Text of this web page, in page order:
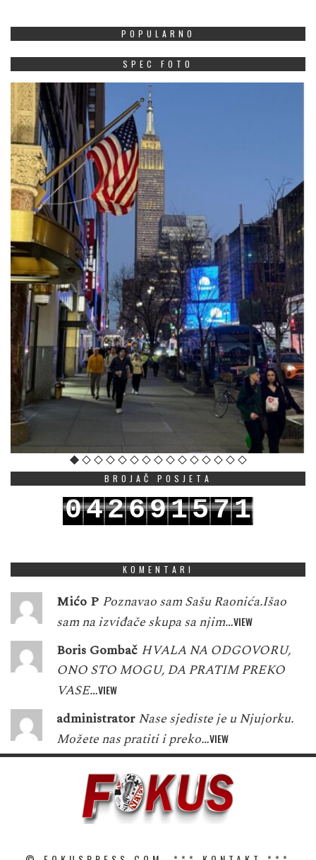
POPULARNO
SPEC FOTO
BROJAČ POSJETA
042691571
KOMENTARI
Mićo P Poznavao sam Sašu Raonića.Išao
sam na izviđače skupa sa njim…VIEW
Boris Gombač HVALA NA ODGOVORU,
ONO STO MOGU, DA PRATIM PREKO
VASE…VIEW
administrator Nase sjediste je u Njujorku.
Možete nas pratiti i preko…VIEW